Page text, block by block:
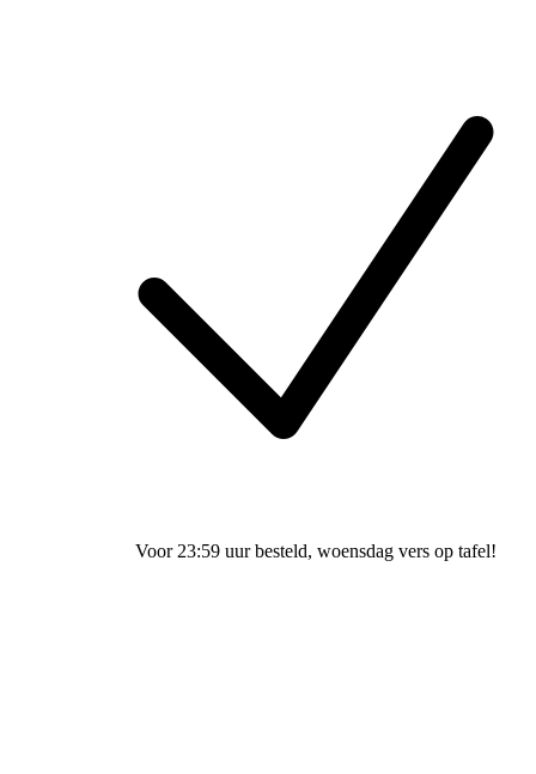
Voor 23:59 uur besteld, woensdag vers op tafel!